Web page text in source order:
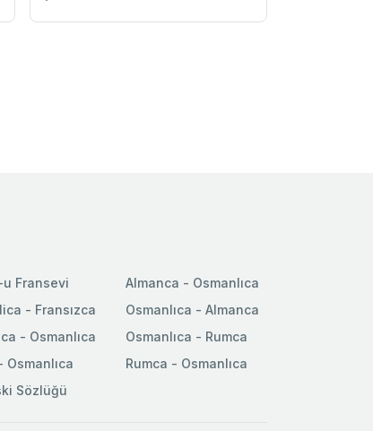
u Fransevi
- Fransızca
- Osmanlıca
Osmanlıca
Sözlüğü
Almanca - Osmanlıca
Osmanlıca - Almanca
Osmanlıca - Rumca
Rumca - Osmanlıca